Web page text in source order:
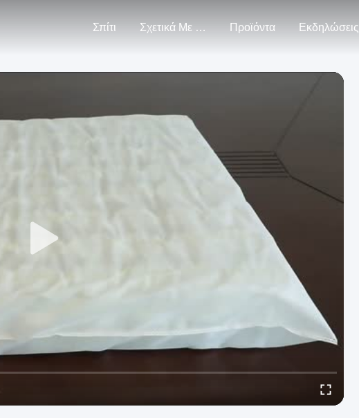
Σπίτι Σχετικά Με Εμάς Προϊόντα Εκδηλώσεις